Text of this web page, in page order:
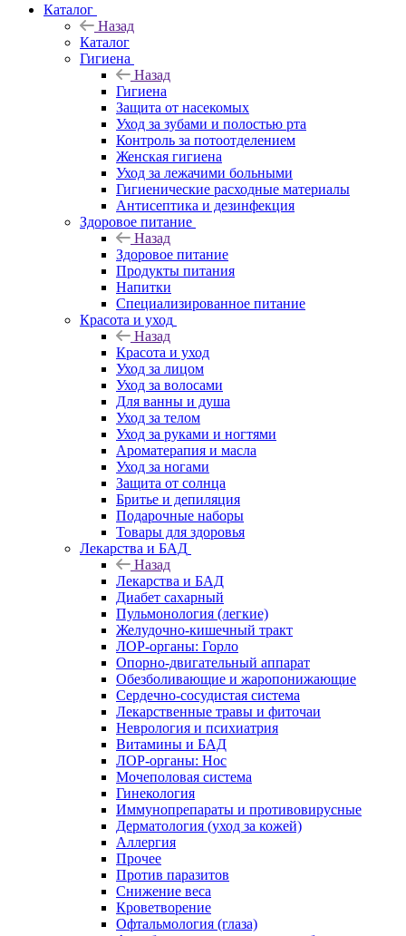
Каталог
Назад
Каталог
Гигиена
Назад
Гигиена
Защита от насекомых
Уход за зубами и полостью рта
Контроль за потоотделением
Женская гигиена
Уход за лежачими больными
Гигиенические расходные материалы
Антисептика и дезинфекция
Здоровое питание
Назад
Здоровое питание
Продукты питания
Напитки
Специализированное питание
Красота и уход
Назад
Красота и уход
Уход за лицом
Уход за волосами
Для ванны и душа
Уход за телом
Уход за руками и ногтями
Ароматерапия и масла
Уход за ногами
Защита от солнца
Бритье и депиляция
Подарочные наборы
Товары для здоровья
Лекарства и БАД
Назад
Лекарства и БАД
Диабет сахарный
Пульмонология (легкие)
Желудочно-кишечный тракт
ЛОР-органы: Горло
Опорно-двигательный аппарат
Обезболивающие и жаропонижающие
Сердечно-сосудистая система
Лекарственные травы и фиточаи
Неврология и психиатрия
Витамины и БАД
ЛОР-органы: Нос
Мочеполовая система
Гинекология
Иммунопрепараты и противовирусные
Дерматология (уход за кожей)
Аллергия
Прочее
Против паразитов
Снижение веса
Кроветворение
Офтальмология (глаза)